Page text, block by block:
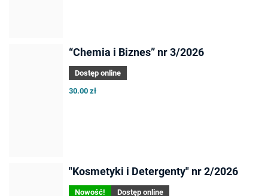
“Chemia i Biznes” nr 3/2026
Dostęp online
30.00 zł
"Kosmetyki i Detergenty" nr 2/2026
Nowość!
Dostęp online